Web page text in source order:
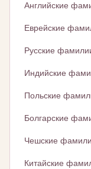
Английские
Еврейские
Русские
Индийские
Польские
Болгарские
Чешские
Китайские